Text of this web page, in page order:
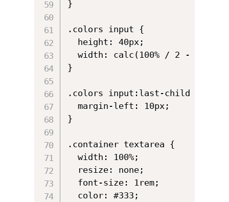
}
.colors input {
  height: 40px;
  width: calc(100% / 2 - 20px);
}
.colors input:last-child {
  margin-left: 10px;
}
.container textarea {
  width: 100%;
  resize: none;
  font-size: 1rem;
  color: #333;